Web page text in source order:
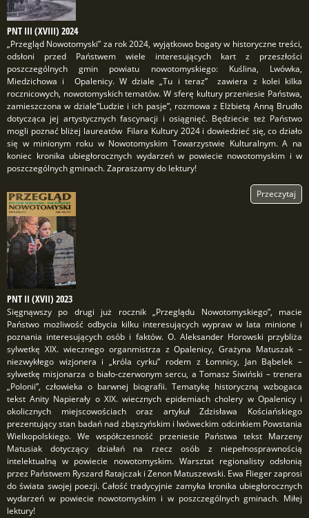
PNT III (XVIII) 2024
„Przegląd Nowotomyski” za rok 2024, wyjątkowo bogaty w historyczne treści,
odsłoni przed Państwem wiele interesujących kart z przeszłości
poszczególnych gmin powiatu nowotomyskiego: Kuślina, Lwówka,
Miedzichowa i Opalenicy. W dziale „Tu i teraz” zawiera z kolei kilka
rocznicowych, nowotomyskich tematów. W sferę kultury przeniesie Państwa,
zamieszczona w dziale”Ludzie i ich pasje”, rozmowa z Elżbietą Anną Brudło
dotycząca jej artystycznych fascynacji i osiągnięć. Będziecie też Państwo
mogli poznać bliżej laureatów Filara Kultury 2024 i dowiedzieć się, co działo
się w minionym roku w Nowotomyskim Towarzystwie Kulturalnym. A na
koniec kronika ubiegłorocznych wydarzeń w powiecie nowotomyskim i w
poszczególnych gminach. Zapraszamy do lektury!
Przeczytaj
PNT II (XVII) 2023
Sięgnąwszy po drugi już rocznik „Przeglądu Nowotomyskiego”, macie
Państwo możliwość odbycia kilku interesujących wypraw w lata minione i
poznania interesujących osób i faktów. O. Aleksander Horowski przybliża
sylwetkę XIX. wiecznego organmistrza z Opalenicy, Grażyna Matuszak –
niezwykłego wizjonera i „króla cyrku” rodem z Łomnicy, Jan Bąbelek –
sylwetkę misjonarza o biało-czerwonym sercu, a Tomasz Siwiński – trenera
„Polonii”, człowieka o barwnej biografii. Tematykę historyczną wzbogaca
tekst Anity Napierały o XIX. wiecznych epidemiach cholery w Opalenicy i
okolicznych miejscowościach oraz artykuł Zdzisława Kościańskiego
prezentujący stan badań nad zbąszyńskim i lwóweckim odcinkiem Powstania
Wielkopolskiego. We współczesność przeniesie Państwa tekst Marzeny
Matusiak dotyczący działań na rzecz osób z niepełnosprawnością
intelektualną w powiecie nowotomyskim. Warsztat regionalisty odsłonią
przez Państwem Ryszard Ratajczak i Zenon Matuszewski. Ewa Flieger zaprosi
do świata swojej poezji. Całość tradycyjnie zamyka kronika ubiegłorocznych
wydarzeń w powiecie nowotomyskim i w poszczególnych gminach. Miłej
lektury!